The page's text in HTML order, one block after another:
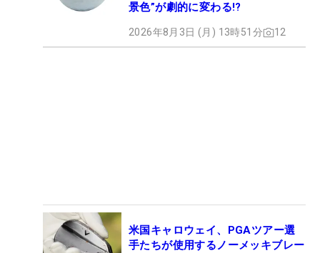
景色”が劇的に変わる!?
2026年8月3日 (月) 13時51分 12
米国キャロウェイ、PGAツアー選
手たちが使用するノーメッキブレー